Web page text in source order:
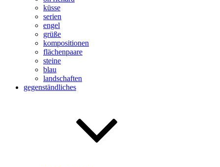
küsse
serien
engel
grüße
kompositionen
flächenpaare
steine
blau
landschaften
gegenständliches